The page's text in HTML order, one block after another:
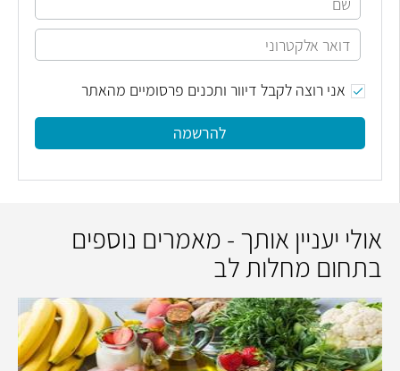
אני רוצה לקבל דיוור ותכנים פרסומיים מהאתר
להרשמה
אולי יעניין אותך - מאמרים נוספים
בתחום מחלות לב